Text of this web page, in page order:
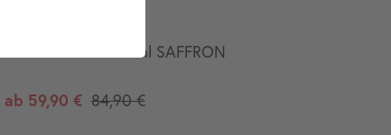
Teakholz Gartenstuhl SAFFRON
ab 59,90 € 84,90 €